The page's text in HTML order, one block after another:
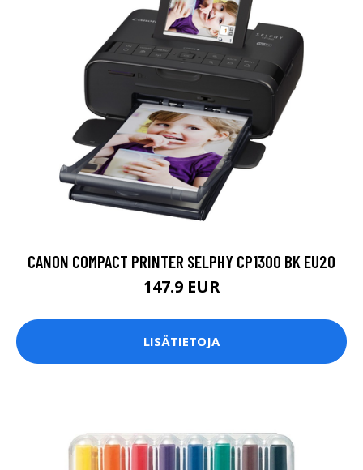
CANON COMPACT PRINTER SELPHY CP1300 BK EU20
147.9 EUR
LISÄTIETOJA